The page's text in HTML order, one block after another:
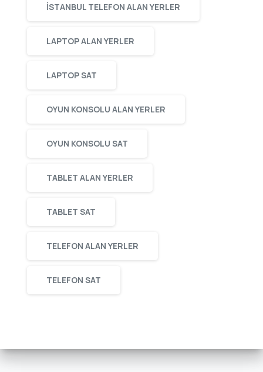
ISTANBUL TELEFON ALAN YERLER
LAPTOP ALAN YERLER
LAPTOP SAT
OYUN KONSOLU ALAN YERLER
OYUN KONSOLU SAT
TABLET ALAN YERLER
TABLET SAT
TELEFON ALAN YERLER
TELEFON SAT